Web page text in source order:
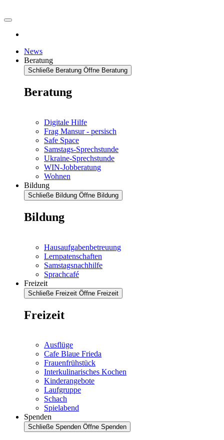
News
Beratung
Schließe Beratung Öffne Beratung
Beratung
Digitale Hilfe
Frag Mansur - persisch
Safe Space
Samstags-Sprechstunde
Ukraine-Sprechstunde
WIN-Jobberatung
Wohnen
Bildung
Schließe Bildung Öffne Bildung
Bildung
Hausaufgabenbetreuung
Lernpatenschaften
Samstagsnachhilfe
Sprachcafé
Freizeit
Schließe Freizeit Öffne Freizeit
Freizeit
Ausflüge
Cafe Blaue Frieda
Frauenfrühstück
Interkulinarisches Kochen
Kinderangebote
Laufgruppe
Schach
Spielabend
Spenden
Schließe Spenden Öffne Spenden